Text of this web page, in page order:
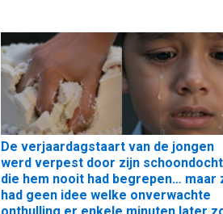
De verjaardagstaart van de jongen
werd verpest door zijn
die hem nooit had begrepen… maar
had geen idee welke onverwachte